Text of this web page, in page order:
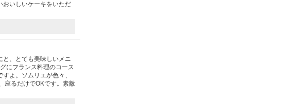
おいしいケーキをいただ
と、とても美味しいメニ
にフランス料理のコース
よ。ソムリエが色々、
座るだけでOKです。素敵